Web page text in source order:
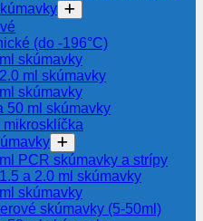
(do -196°C)
skúmavky
ml skúmavky
skúmavky
50 ml skúmavky
PCR skúmavky a strípy
a 2.0 ml skúmavky
skúmavky
skúmavky (5-50ml)